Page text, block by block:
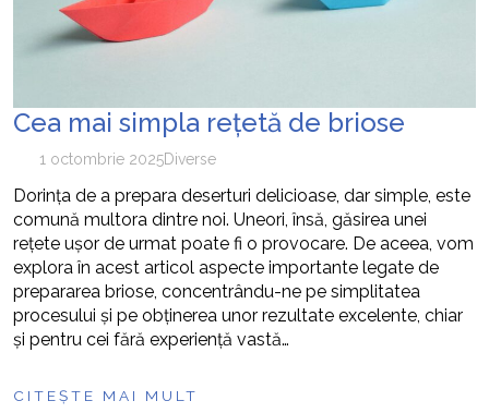
Cea mai simpla rețetă de briose
1 octombrie 2025Diverse
Dorința de a prepara deserturi delicioase, dar simple, este
comună multora dintre noi. Uneori, însă, găsirea unei
rețete ușor de urmat poate fi o provocare. De aceea, vom
explora în acest articol aspecte importante legate de
prepararea briose, concentrându-ne pe simplitatea
procesului și pe obținerea unor rezultate excelente, chiar
și pentru cei fără experiență vastă…
CITEȘTE MAI MULT